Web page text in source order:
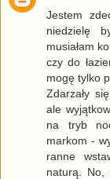
Jestem
niedzielę
musiałam
czy do
mogę tylko
Zdarzały
ale
na tryb
markom -
ranne
naturą. No,